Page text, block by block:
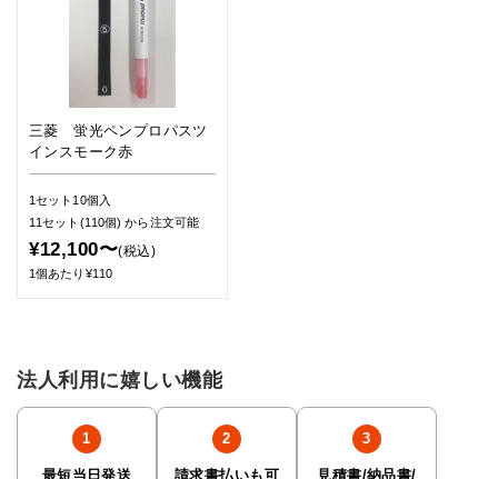
三菱 蛍光ペンプロパスツ
インスモーク赤
1セット10個入
11セット(110個)から注文可能
¥12,100〜(税込)
1個あたり¥110
法人利用に嬉しい機能
最短当日発送 請求書払いも可 見積書/納品書/